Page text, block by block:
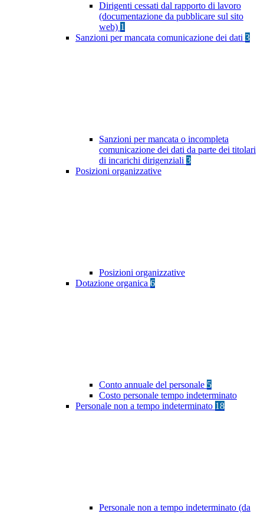
Dirigenti cessati dal rapporto di lavoro
(documentazione da pubblicare sul sito
web) 1
Sanzioni per mancata comunicazione dei dati 3
Sanzioni per mancata o incompleta
comunicazione dei dati da parte dei titolari
di incarichi dirigenziali 3
Posizioni organizzative
Posizioni organizzative
Dotazione organica 6
Conto annuale del personale 5
Costo personale tempo indeterminato
Personale non a tempo indeterminato 18
Personale non a tempo indeterminato (da